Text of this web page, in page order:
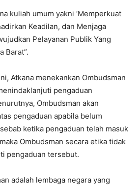
kuliah umum yakni ‘Memperkuat
Keadilan, dan Menjaga
Pelayanan Publik Yang
Barat”.
Atkana menekankan Ombudsman
pengaduan
Ombudsman akan
pengaduan apabila belum
ketika pengaduan telah masuk
Ombudsman secara etika tidak
pengaduan tersebut.
adalah lembaga negara yang